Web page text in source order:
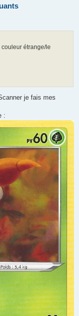
étrange/le
je fais mes
: